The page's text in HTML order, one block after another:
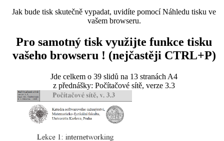
Jak bude tisk skutečně vypadat, uvidíte pomocí Náhledu tisku ve
vašem browseru.
Pro samotný tisk využijte funkce tisku
vašeho browseru ! (nejčastěji CTRL+P)
Jde celkem o 39 slidů na 13 stranách A4
z přednášky: Počítačové sítě, verze 3.3